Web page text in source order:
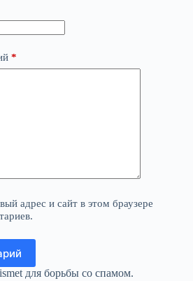
*
адрес и сайт в этом браузере
для борьбы со спамом.